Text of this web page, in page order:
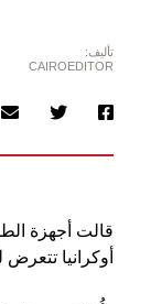
تأليف:
CAIROEDITOR
قالت أجهزة
أوكرانيا